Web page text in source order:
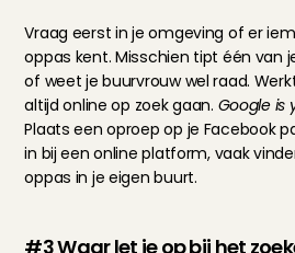
Vraag eerst in je omgeving of er
oppas kent. Misschien tipt één van
of weet je buurvrouw wel raad.
altijd online op zoek gaan. Google is
Plaats een oproep op je Facebook
in bij een online platform, vaak
oppas in je eigen buurt.
#3 Waar let je op bij het